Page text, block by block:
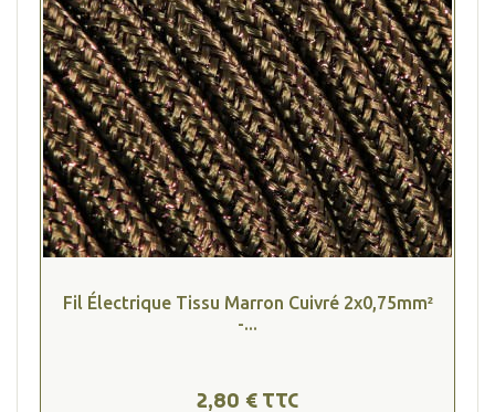
Fil Électrique Tissu Marron Cuivré 2x0,75mm²
-...
2,80 € TTC